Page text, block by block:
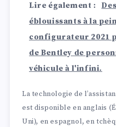
Lire également :
éblouissants à la
configurateur 2021
de Bentley de
véhicule à l'infini.
La technologie de
est disponible en anglais
Uni), en espagnol, en